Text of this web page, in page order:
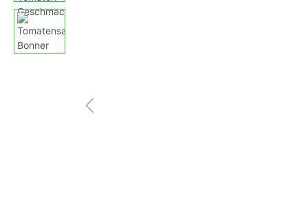
Tomatensamen, gelb,
großfruchtig
Tomatensamen, blau (Antho-
Tomaten)
Paprikas
Fruchtgemüse